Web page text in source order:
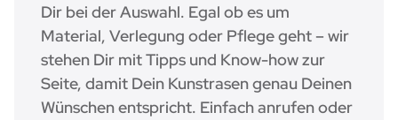
Dir bei der Auswahl. Egal ob es um
Material, Verlegung oder Pflege geht – wir
stehen Dir mit Tipps und Know-how zur
Seite, damit Dein Kunstrasen genau Deinen
Wünschen entspricht. Einfach anrufen oder